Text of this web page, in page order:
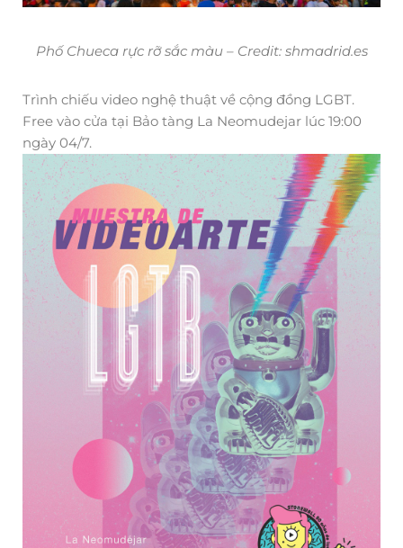
Phố Chueca rực rỡ sắc màu – Credit: shmadrid.es
Trình chiếu video nghệ thuật về cộng đồng LGBT.
Free vào cửa tại Bảo tàng La Neomudejar lúc 19:00
ngày 04/7.